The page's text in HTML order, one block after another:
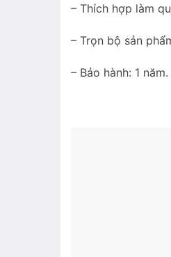
– Thích hợp làm
– Trọn bộ sản
– Bảo hành: 1 năm.